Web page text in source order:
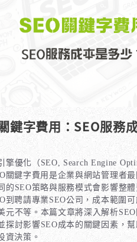
科：提升品牌形象與SEO的雙贏策
白帽SEO、灰帽SEO與黑帽SEO？
鍵字費用：SEO服務
擎優化（SEO, Search Engine
關鍵字費用是企業與網站管理者
的SEO策略與服務模式會影響整
到聘請專業SEO公司，成本範圍
元不等。本篇文章將深入解析
探討影響SEO成本的關鍵因素，
資決策。